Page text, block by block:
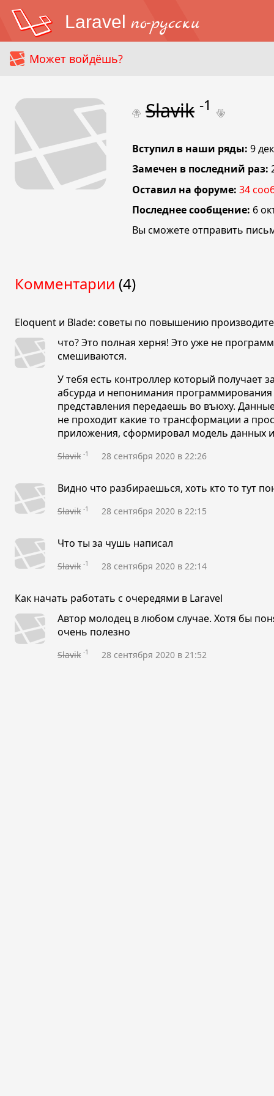
Laravel по-русски
Может войдёшь?
Slavik -1
Вступил в наши ряды: 9
Замечен в последний раз:
Оставил на форуме: 34
Последнее сообщение: 6
Вы сможете отправить
Комментарии (4)
Eloquent и Blade: советы по повышению
что? Это полная херня! Это уже не
смешиваются.
У тебя есть контроллер который получает
абсурда и непонимания
представления передаешь во въюху.
не проходит какие то трансформации а
приложения, сформировал модель данных
Slavik -1 28 сентября 2020 в 22:26
Видно что разбираешься, хоть кто то тут
Slavik -1 28 сентября 2020 в 22:15
Что ты за чушь написал
Slavik -1 28 сентября 2020 в 22:14
Как начать работать с очередями в Laravel
Автор молодец в любом случае. Хотя бы
очень полезно
Slavik -1 28 сентября 2020 в 21:52